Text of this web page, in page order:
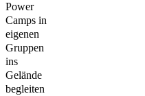
Power
Camps in
eigenen
Gruppen
ins
Gelände
begleiten